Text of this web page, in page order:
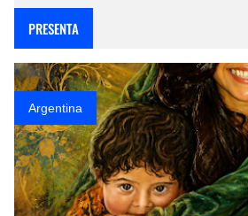
PRESENTA
Argentina